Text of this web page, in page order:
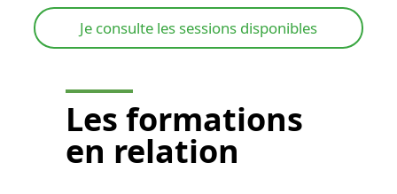
Je consulte les sessions disponibles
Les formations
en relation